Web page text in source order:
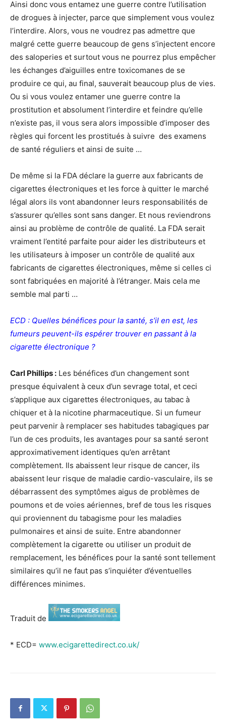
Ainsi donc vous entamez une guerre contre l’utilisation
de drogues à injecter, parce que simplement vous voulez
l’interdire. Alors, vous ne voudrez pas admettre que
malgré cette guerre beaucoup de gens s’injectent encore
des saloperies et surtout vous ne pourrez plus empêcher
les échanges d’aiguilles entre toxicomanes de se
produire ce qui, au final, sauverait beaucoup plus de vies.
Ou si vous voulez entamer une guerre contre la
prostitution et absolument l’interdire et feindre qu’elle
n’existe pas, il vous sera alors impossible d’imposer des
règles qui forcent les prostitués à suivre des examens
de santé réguliers et ainsi de suite …
De même si la FDA déclare la guerre aux fabricants de
cigarettes électroniques et les force à quitter le marché
légal alors ils vont abandonner leurs responsabilités de
s’assurer qu’elles sont sans danger. Et nous reviendrons
ainsi au problème de contrôle de qualité. La FDA serait
vraiment l’entité parfaite pour aider les distributeurs et
les utilisateurs à imposer un contrôle de qualité aux
fabricants de cigarettes électroniques, même si celles ci
sont fabriquées en majorité à l’étranger. Mais cela me
semble mal parti …
ECD : Quelles bénéfices pour la santé, s’il en est, les
fumeurs peuvent-ils espérer trouver en passant à la
cigarette électronique ?
Carl Phillips : Les bénéfices d’un changement sont
presque équivalent à ceux d’un sevrage total, et ceci
s’applique aux cigarettes électroniques, au tabac à
chiquer et à la nicotine pharmaceutique. Si un fumeur
peut parvenir à remplacer ses habitudes tabagiques par
l’un de ces produits, les avantages pour sa santé seront
approximativement identiques qu’en arrêtant
complètement. Ils abaissent leur risque de cancer, ils
abaissent leur risque de maladie cardio-vasculaire, ils se
débarrassent des symptômes aigus de problèmes de
poumons et de voies aériennes, bref de tous les risques
qui proviennent du tabagisme pour les maladies
pulmonaires et ainsi de suite. Entre abandonner
complètement la cigarette ou utiliser un produit de
remplacement, les bénéfices pour la santé sont tellement
similaires qu’il ne faut pas s’inquiéter d’éventuelles
différences minimes.
Traduit de
* ECD= www.ecigarettedirect.co.uk/